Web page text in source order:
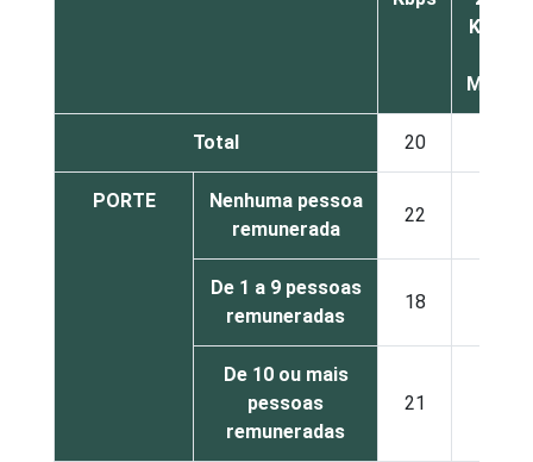
Kbps
Mbps
Total 20
PORTE
Nenhuma pessoa
remunerada
22
De 1 a 9 pessoas
remuneradas
18
De 10 ou mais
pessoas
remuneradas
21